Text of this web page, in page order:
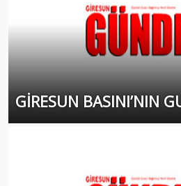
GİRESUN BASINI’NIN